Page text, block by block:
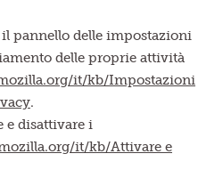
il pannello delle impostazioni
delle proprie attività
it/kb/Impostazioni
.
e disattivare i
it/kb/Attivare e